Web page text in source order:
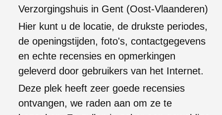
Verzorgingshuis in Gent (Oost-Vlaanderen)
Hier kunt u de locatie, de drukste periodes,
de openingstijden, foto's, contactgegevens
en echte recensies en opmerkingen
geleverd door gebruikers van het Internet.
Deze plek heeft zeer goede recensies
ontvangen, we raden aan om ze te